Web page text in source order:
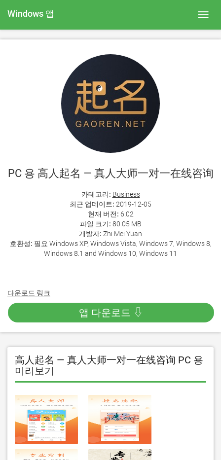
Windows 앱
PC 용 高人起名 — 真人大师一对一在线咨询
카테고리: Business
최근 업데이트: 2019-12-05
현재 버전: 6.02
파일 크기: 80.05 MB
개발자: Zhi Mei Yuan
호환성: 필요 Windows XP, Windows Vista, Windows 7, Windows 8,
Windows 8.1 and Windows 10, Windows 11
다운로드 링크
앱 다운로드 ⇩
高人起名 — 真人大师一对一在线咨询 PC 용
미리보기